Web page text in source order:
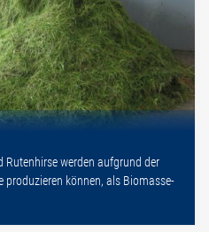
Rutenhirse werden aufgrund der
produzieren können, als Biomasse-